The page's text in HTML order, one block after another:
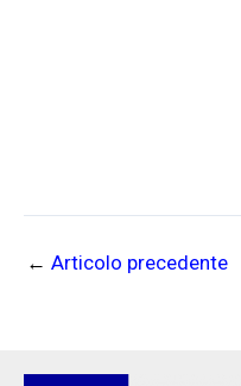
← Articolo precedente